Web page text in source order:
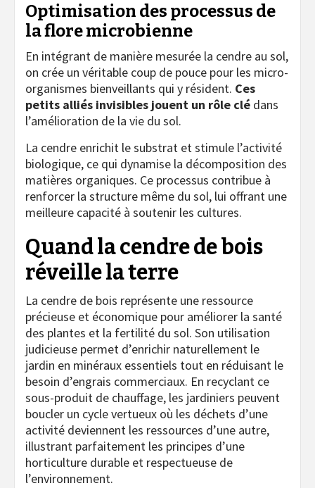
Optimisation des processus de
la flore microbienne
En intégrant de manière mesurée la cendre au sol,
on crée un véritable coup de pouce pour les micro-
organismes bienveillants qui y résident. Ces
petits alliés invisibles jouent un rôle clé dans
l’amélioration de la vie du sol.
La cendre enrichit le substrat et stimule l’activité
biologique, ce qui dynamise la décomposition des
matières organiques. Ce processus contribue à
renforcer la structure même du sol, lui offrant une
meilleure capacité à soutenir les cultures.
Quand la cendre de bois
réveille la terre
La cendre de bois représente une ressource
précieuse et économique pour améliorer la santé
des plantes et la fertilité du sol. Son utilisation
judicieuse permet d’enrichir naturellement le
jardin en minéraux essentiels tout en réduisant le
besoin d’engrais commerciaux. En recyclant ce
sous-produit de chauffage, les jardiniers peuvent
boucler un cycle vertueux où les déchets d’une
activité deviennent les ressources d’une autre,
illustrant parfaitement les principes d’une
horticulture durable et respectueuse de
l’environnement.